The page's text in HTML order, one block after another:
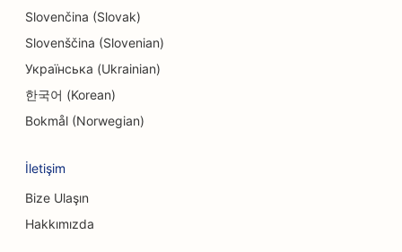
Çiftlikten Sofraya Restoranlar için SEO
Aile Restoranları için SEO
Finansal Planlamacılar için SEO
Fast Food Restoranları için SEO
Çiçekçiler için SEO
Slovenčina (Slovak)
Slovenščina (Slovenian)
Українська (Ukrainian)
한국어 (Korean)
Bokmål (Norwegian)
İletişim
Bize Ulaşın
Hakkımızda